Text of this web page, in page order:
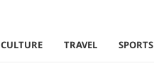
CULTURE TRAVEL SPORTS